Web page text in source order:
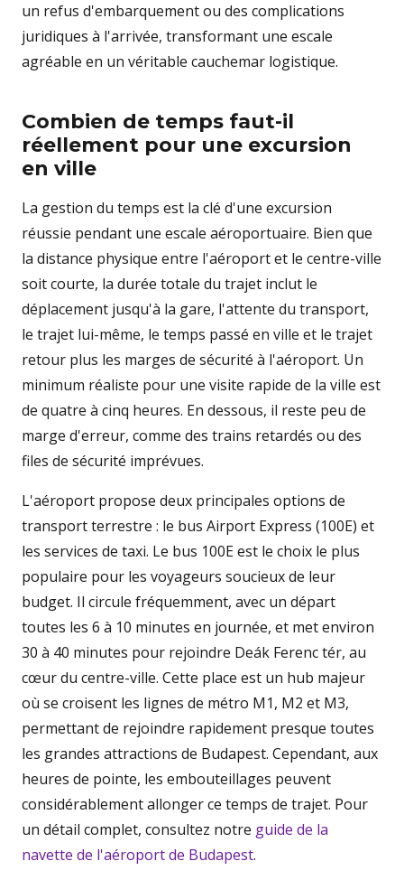
un refus d'embarquement ou des complications
juridiques à l'arrivée, transformant une escale
agréable en un véritable cauchemar logistique.
Combien de temps faut-il
réellement pour une excursion
en ville
La gestion du temps est la clé d'une excursion
réussie pendant une escale aéroportuaire. Bien que
la distance physique entre l'aéroport et le centre-ville
soit courte, la durée totale du trajet inclut le
déplacement jusqu'à la gare, l'attente du transport,
le trajet lui-même, le temps passé en ville et le trajet
retour plus les marges de sécurité à l'aéroport. Un
minimum réaliste pour une visite rapide de la ville est
de quatre à cinq heures. En dessous, il reste peu de
marge d'erreur, comme des trains retardés ou des
files de sécurité imprévues.
L'aéroport propose deux principales options de
transport terrestre : le bus Airport Express (100E) et
les services de taxi. Le bus 100E est le choix le plus
populaire pour les voyageurs soucieux de leur
budget. Il circule fréquemment, avec un départ
toutes les 6 à 10 minutes en journée, et met environ
30 à 40 minutes pour rejoindre Deák Ferenc tér, au
cœur du centre-ville. Cette place est un hub majeur
où se croisent les lignes de métro M1, M2 et M3,
permettant de rejoindre rapidement presque toutes
les grandes attractions de Budapest. Cependant, aux
heures de pointe, les embouteillages peuvent
considérablement allonger ce temps de trajet. Pour
un détail complet, consultez notre guide de la
navette de l'aéroport de Budapest.